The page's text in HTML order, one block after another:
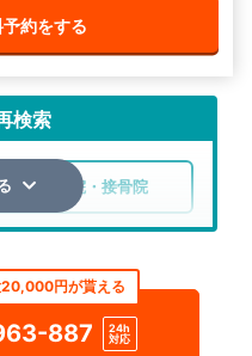
約をする
検索
整骨院・接骨院
20,000円が貰える
887
24h
対応